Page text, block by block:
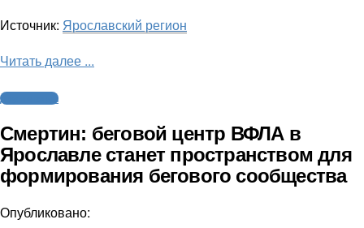
Источник: Ярославский регион
Читать далее ...
Другие виды
Смертин: беговой центр ВФЛА в
Ярославле станет пространством для
формирования бегового сообщества
Опубликовано: